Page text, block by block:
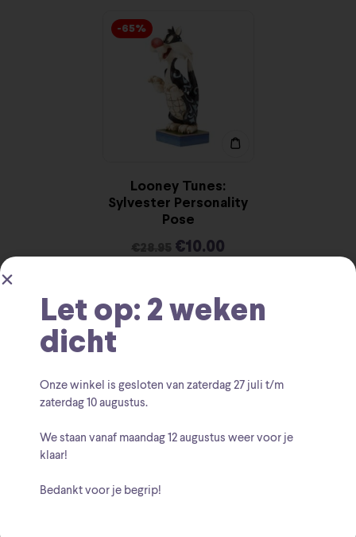
-65%
Looney Tunes:
Sylvester Personality
Pose
€28.95 €10.00
Let op: 2 weken
dicht
Onze winkel is gesloten van zaterdag27 juli t/m
zaterdag 10 augustus.
We staan vanaf maandag 12 augustus weer voor je
klaar!
Bedankt voor je begrip!